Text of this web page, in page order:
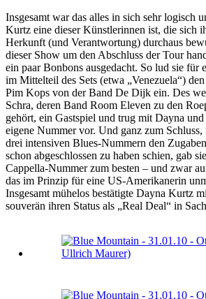
Insgesamt war das alles in sich sehr logisch
Kurtz eine dieser Künstlerinnen ist, die sich
Herkunft (und Verantwortung) durchaus
dieser Show um den Abschluss der Tour
ein paar Bonbons ausgedacht. So lud sie für
im Mittelteil des Sets (etwa „Venezuela“)
Pim Kops von der Band De Dijk ein. Des
Schra, deren Band Room Eleven zu den
gehört, ein Gastspiel und trug mit Dayna
eigene Nummer vor. Und ganz zum
drei intensiven Blues-Nummern den
schon abgeschlossen zu haben schien, gab
Cappella-Nummer zum besten – und zwar
das im Prinzip für eine US-Amerikanerin
Insgesamt mühelos bestätigte Dayna Kurtz
souverän ihren Status als „Real Deal“ in